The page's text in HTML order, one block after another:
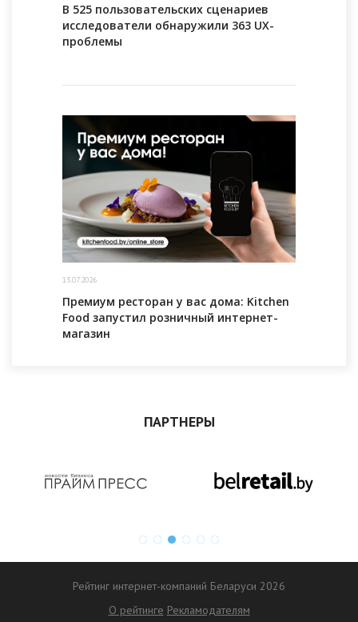
В 525 пользовательских сценариев
исследователи обнаружили 363 UX-
проблемы
13.07.2026
Премиум ресторан у вас дома: Kitchen
Food запустил розничный интернет-
магазин
ПАРТНЕРЫ
Рейтинг интернет-компаний Беларуси 2026
О рейтинге Рекламодателям